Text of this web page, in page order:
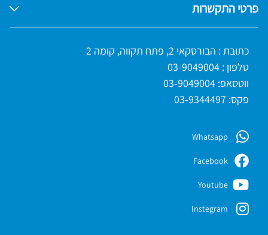
פרטי התקשרות
כתובת : הבורסקאי 2, פתח תקווה, קומה 2
טלפון : 03-9049004
ווטסאפ: 03-9049004
פקס: 03-9344497
Whatsapp
Facebook
Youtube
Instegram